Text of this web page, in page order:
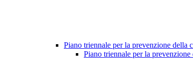
Piano triennale per la prevenzione della
Piano triennale per la